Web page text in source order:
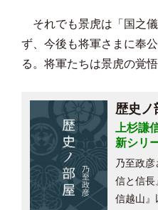
それでも景虎は「国之
ず、 今後も将軍さまに奉
る。将軍たちは景虎の覚
歴史ノ
上杉謙
新シリ
乃至政
信と信長
信越山』